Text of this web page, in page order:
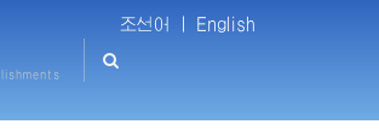
조선어 | English